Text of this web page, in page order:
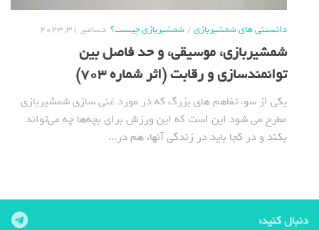
دانستنی های شمشیربازی/شمشیربازی چیست؟ دسامبر 31, 2023
شمشیربازی، موسیقی، و حد فاصل بین
توانمندسازی و رقابت (اثر شماره 703)
یکی از سوء تفاهم های بزرگ که در مورد غنی سازی شمشیربازی
مطرح می شود این است که این ورزش برای بچه‌ها چه می‌تواند
بکند و در کجا باید در زندگی آنها، هم در...
دنبال کنید: